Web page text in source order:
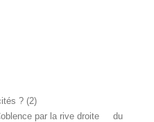
? (2)
par la rive droite du